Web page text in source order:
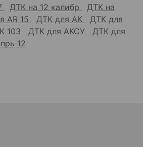
ДТК на 12 калибр
ДТК на
AR 15 ДТК для АК
ДТК для
103 ДТК для АКСУ
ДТК для
12